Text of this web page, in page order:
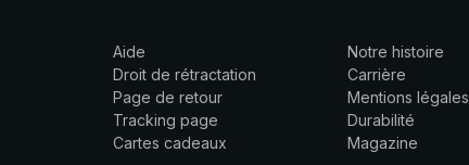
Aide
Droit de rétractation
Page de retour
Tracking page
Cartes cadeaux
Notre histoire
Carrière
Mentions légales
Durabilité
Magazine